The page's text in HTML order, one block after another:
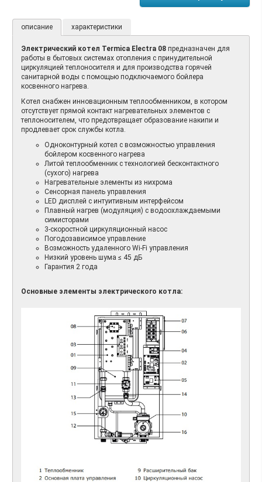
описание характеристики
Электрический котел Termica Electra 08 предназначен для
работы в бытовых системах отопления с принудительной
циркуляцией теплоносителя и для производства горячей
санитарной воды с помощью подключаемого бойлера
косвенного нагрева.
Котел снабжен инновационным теплообменником, в котором
отсутствует прямой контакт нагревательных элементов с
теплоносителем, что предотвращает образование накипи и
продлевает срок службы котла.
Одноконтурный котел с возможностью управления
бойлером косвенного нагрева
Литой теплообменник с технологией бесконтактного
(сухого) нагрева
Нагревательные элементы из нихрома
Сенсорная панель управления
LED дисплей с интуитивным интерфейсом
Плавный нагрев (модуляция) с водоохлаждаемыми
симисторами
3-скоростной циркуляционный насос
Погодозависимое управление
Возможность удаленного Wi-Fi управления
Низкий уровень шума ≤ 45 дБ
Гарантия 2 года
Основные элементы электрического котла: